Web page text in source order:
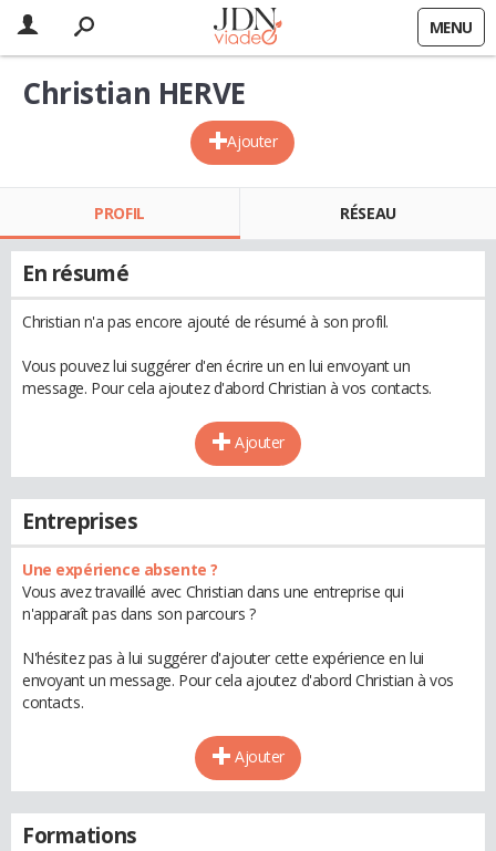
MENU
Ajouter
Christian HERVE
PROFIL RÉSEAU
En résumé
Christian n'a pas encore ajouté de résumé à son profil.
Vous pouvez lui suggérer d'en écrire un en lui envoyant un
message. Pour cela ajoutez d'abord Christian à vos contacts.
Ajouter
Entreprises
Une expérience absente ?
Vous avez travaillé avec Christian dans une entreprise qui
n'apparaît pas dans son parcours ?
N'hésitez pas à lui suggérer d'ajouter cette expérience en lui
envoyant un message. Pour cela ajoutez d'abord Christian à vos
contacts.
Ajouter
Formations